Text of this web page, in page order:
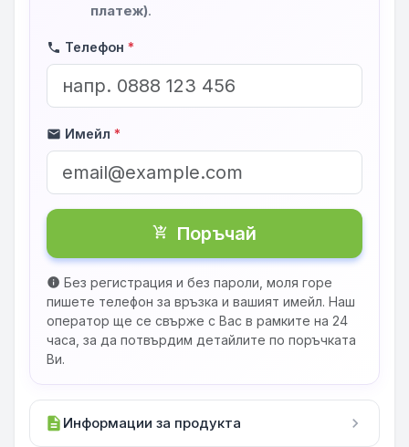
платеж).
phone Телефон *
mail Имейл *
shopping_cart_checkout Поръчай
info Без регистрация и без пароли, моля горе
пишете телефон за връзка и вашият имейл. Наш
оператор ще се свърже с Вас в рамките на 24
часа, за да потвърдим детайлите по поръчката
Ви.
description Информации за продукта chevron_right